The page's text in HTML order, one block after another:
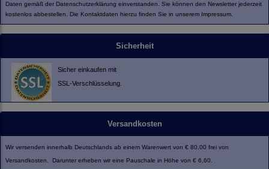
Daten gemäß der Datenschutzerklärung einverstanden. Sie können den Newsletter jederzeit
kostenlos abbestellen. Die Kontaktdaten hierzu finden Sie in unserem Impressum.
Sicherheit
Sicher einkaufen mit
SSL-Verschlüsselung.
Versandkosten
Wir versenden innerhalb Deutschlands ab einem Warenwert von € 80,00 frei von
Versandkosten. Darunter erheben wir eine Pauschale in Höhe von € 6,60.